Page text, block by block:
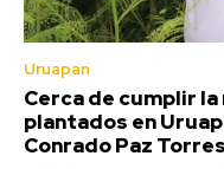
Uruapan
Cerca de cumplir
plantados en
Conrado Paz Torres